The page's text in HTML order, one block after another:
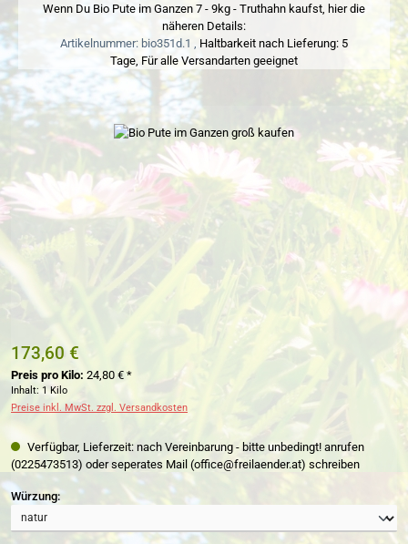
Wenn Du Bio Pute im Ganzen 7 - 9kg - Truthahn kaufst, hier die
näheren Details:
Artikelnummer: bio351d.1 , Haltbarkeit nach Lieferung: 5
Tage, Für alle Versandarten geeignet
Bildergalerie überspringen
173,60 €
Preis pro Kilo: 24,80 € *
Inhalt: 1 Kilo
Preise inkl. MwSt. zzgl. Versandkosten
Verfügbar, Lieferzeit: nach Vereinbarung - bitte unbedingt! anrufen
(0225473513) oder seperates Mail (office@freilaender.at) schreiben
Würzung:auswählen